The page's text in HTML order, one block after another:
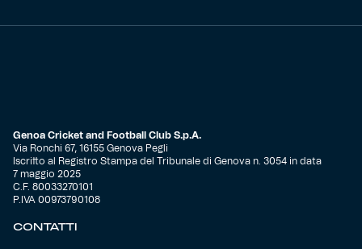
Genoa Cricket and Football Club S.p.A.
Via Ronchi 67, 16155 Genova Pegli
Iscritto al Registro Stampa del Tribunale di Genova n. 3054 in data
7 maggio 2025
C.F. 80033270101
P.IVA 00973790108
CONTATTI